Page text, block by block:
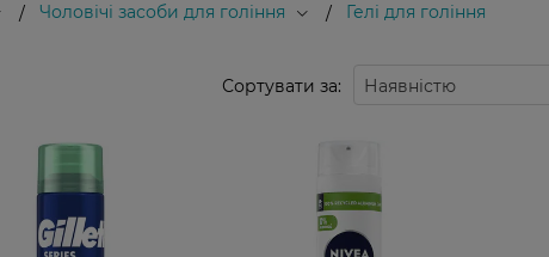
/ Чоловічі засоби для гоління / Гелі для гоління
Сортувати за: Наявністю